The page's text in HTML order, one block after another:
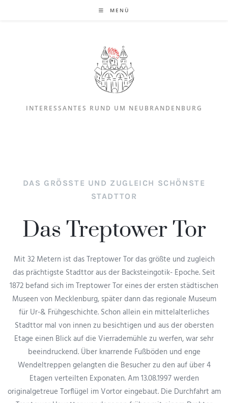
MENÜ
INTERESSANTES RUND UM NEUBRANDENBURG
DAS GRÖSSTE UND ZUGLEICH SCHÖNSTE S
TADTTOR
Das Treptower Tor
Mit 32 Metern ist das Treptower Tor das größte und zugleich
das prächtigste Stadttor aus der Backsteingotik- Epoche. Seit
1872 befand sich im Treptower Tor eines der ersten städtischen
Museen von Mecklenburg, später dann das regionale Museum
für Ur-& Frühgeschichte. Schon allein ein mittelalterliches
Stadttor mal von innen zu besichtigen und aus der obersten
Etage einen Blick auf die Vierrademühle zu werfen, war sehr
beeindruckend. Über knarrende Fußböden und enge
Wendeltreppen gelangten die Besucher zu den auf über 4
Etagen verteilten Exponaten. Am 13.08.1997 werden
originalgetreue Torflügel im Vortor eingebaut. Die Durchfahrt am